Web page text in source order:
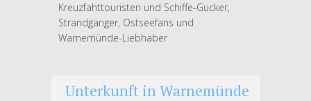
Kreuzfahttouristen und Schiffe-Gucker,
Strandgänger, Ostseefans und
Warnemünde-Liebhaber
Unterkunft in Warnemünde